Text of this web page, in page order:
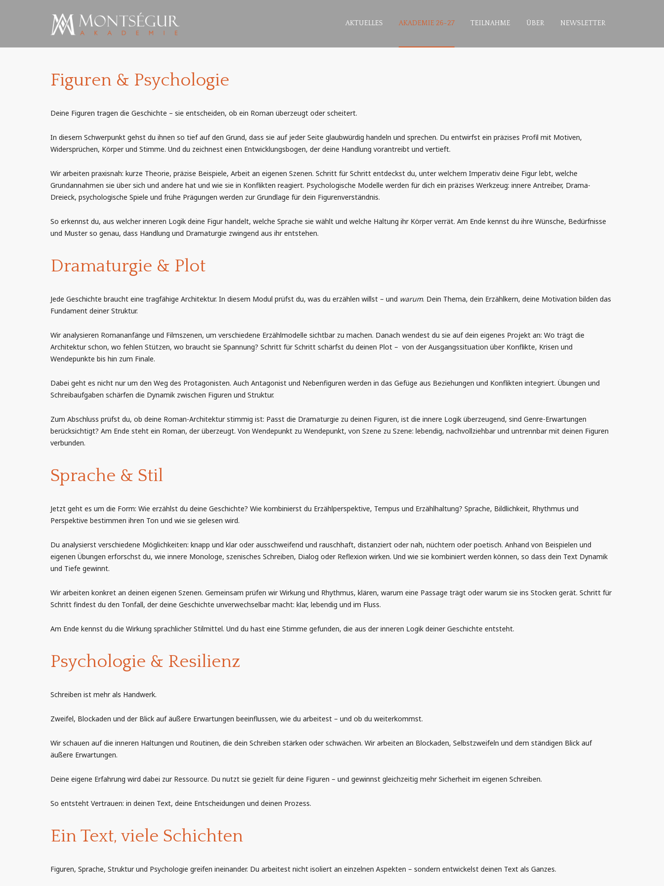
AKTUELLES AKADEMIE 26-27 TEILNAHME ÜBER NEWSLETTER
Figuren & Psychologie
Deine Figuren tragen die Geschichte – sie entscheiden, ob ein Roman überzeugt oder scheitert.
In diesem Schwerpunkt gehst du ihnen so tief auf den Grund, dass sie auf jeder Seite glaubwürdig handeln und sprechen. Du entwirfst ein präzises Profil mit Motiven,
Widersprüchen, Körper und Stimme. Und du zeichnest einen Entwicklungsbogen, der deine Handlung vorantreibt und vertieft.
Wir arbeiten praxisnah: kurze Theorie, präzise Beispiele, Arbeit an eigenen Szenen. Schritt für Schritt entdeckst du, unter welchem Imperativ deine Figur lebt, welche
Grundannahmen sie über sich und andere hat und wie sie in Konflikten reagiert. Psychologische Modelle werden für dich ein präzises Werkzeug: innere Antreiber, Drama-
Dreieck, psychologische Spiele und frühe Prägungen werden zur Grundlage für dein Figurenverständnis.
So erkennst du, aus welcher inneren Logik deine Figur handelt, welche Sprache sie wählt und welche Haltung ihr Körper verrät. Am Ende kennst du ihre Wünsche, Bedürfnisse
und Muster so genau, dass Handlung und Dramaturgie zwingend aus ihr entstehen.
Dramaturgie & Plot
Jede Geschichte braucht eine tragfähige Architektur. In diesem Modul prüfst du, was du erzählen willst – und warum. Dein Thema, dein Erzählkern, deine Motivation bilden das
Fundament deiner Struktur.
Wir analysieren Romananfänge und Filmszenen, um verschiedene Erzählmodelle sichtbar zu machen. Danach wendest du sie auf dein eigenes Projekt an: Wo trägt die
Architektur schon, wo fehlen Stützen, wo braucht sie Spannung? Schritt für Schritt schärfst du deinen Plot – von der Ausgangssituation über Konflikte, Krisen und
Wendepunkte bis hin zum Finale.
Dabei geht es nicht nur um den Weg des Protagonisten. Auch Antagonist und Nebenfiguren werden in das Gefüge aus Beziehungen und Konflikten integriert. Übungen und
Schreibaufgaben schärfen die Dynamik zwischen Figuren und Struktur.
Zum Abschluss prüfst du, ob deine Roman-Architektur stimmig ist: Passt die Dramaturgie zu deinen Figuren, ist die innere Logik überzeugend, sind Genre-Erwartungen
berücksichtigt? Am Ende steht ein Roman, der überzeugt. Von Wendepunkt zu Wendepunkt, von Szene zu Szene: lebendig, nachvollziehbar und untrennbar mit deinen Figuren
verbunden.
Sprache & Stil
Jetzt geht es um die Form: Wie erzählst du deine Geschichte? Wie kombinierst du Erzählperspektive, Tempus und Erzählhaltung? Sprache, Bildlichkeit, Rhythmus und
Perspektive bestimmen ihren Ton und wie sie gelesen wird.
Du analysierst verschiedene Möglichkeiten: knapp und klar oder ausschweifend und rauschhaft, distanziert oder nah, nüchtern oder poetisch. Anhand von Beispielen und
eigenen Übungen erforschst du, wie innere Monologe, szenisches Schreiben, Dialog oder Reflexion wirken. Und wie sie kombiniert werden können, so dass dein Text Dynamik
und Tiefe gewinnt.
Wir arbeiten konkret an deinen eigenen Szenen. Gemeinsam prüfen wir Wirkung und Rhythmus, klären, warum eine Passage trägt oder warum sie ins Stocken gerät. Schritt für
Schritt findest du den Tonfall, der deine Geschichte unverwechselbar macht: klar, lebendig und im Fluss.
Am Ende kennst du die Wirkung sprachlicher Stilmittel. Und du hast eine Stimme gefunden, die aus der inneren Logik deiner Geschichte entsteht.
Psychologie & Resilienz
Schreiben ist mehr als Handwerk.
Zweifel, Blockaden und der Blick auf äußere Erwartungen beeinflussen, wie du arbeitest – und ob du weiterkommst.
Wir schauen auf die inneren Haltungen und Routinen, die dein Schreiben stärken oder schwächen. Wir arbeiten an Blockaden, Selbstzweifeln und dem ständigen Blick auf
äußere Erwartungen.
Deine eigene Erfahrung wird dabei zur Ressource. Du nutzt sie gezielt für deine Figuren – und gewinnst gleichzeitig mehr Sicherheit im eigenen Schreiben.
So entsteht Vertrauen: in deinen Text, deine Entscheidungen und deinen Prozess.
Ein Text, viele Schichten
Figuren, Sprache, Struktur und Psychologie greifen ineinander. Du arbeitest nicht isoliert an einzelnen Aspekten – sondern entwickelst deinen Text als Ganzes.